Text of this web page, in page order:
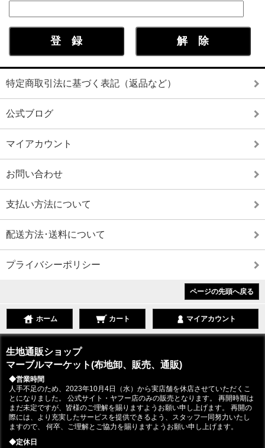
特定商取引法に基づく表記（返品など）
公式ブログ
マイアカウント
お問い合わせ
支払い方法について
配送方法･送料について
プライバシーポリシー
ページの先頭へ戻る
ホーム カート マイアカウント
生地通販ショップ
マーブルマーケット(布地卸、販売、通販)
◆営業時間
人手不足のため、2023年10月4日（水）から実店舗を休店させていただくこ
とになりました。 公式サイト・ヤフー店のみの販売となります。 再開時期は
まだ未定ですが、皆様のご理解を賜りますようお願い申し上げます。 再開の
際には、より充実したサービスを提供できるよう、スタッフ一同努力いたし
ますので、 何卒、ご理解とご協力を賜りますようお願い申し上げます。
◆定休日